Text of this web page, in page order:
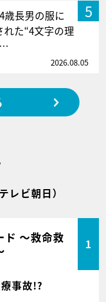
5
歳長男の服に
た“4文字の理
2026.08.05
テレビ朝日）
ド ～救命救
1
事故!?